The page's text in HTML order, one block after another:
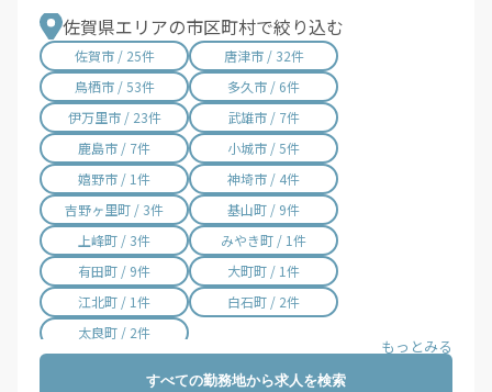
佐賀県エリアの市区町村で絞り込む
佐賀市 / 25件
唐津市 / 32件
鳥栖市 / 53件
多久市 / 6件
伊万里市 / 23件
武雄市 / 7件
鹿島市 / 7件
小城市 / 5件
嬉野市 / 1件
神埼市 / 4件
吉野ヶ里町 / 3件
基山町 / 9件
上峰町 / 3件
みやき町 / 1件
有田町 / 9件
大町町 / 1件
江北町 / 1件
白石町 / 2件
太良町 / 2件
すべての勤務地から求人を検索